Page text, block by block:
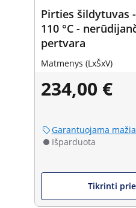
Pirties šildytuvas
110 °C -
pertvara
Matmenys (LxŠxV)
234,00 €
Garantuojama
Išparduota
Tikrinti